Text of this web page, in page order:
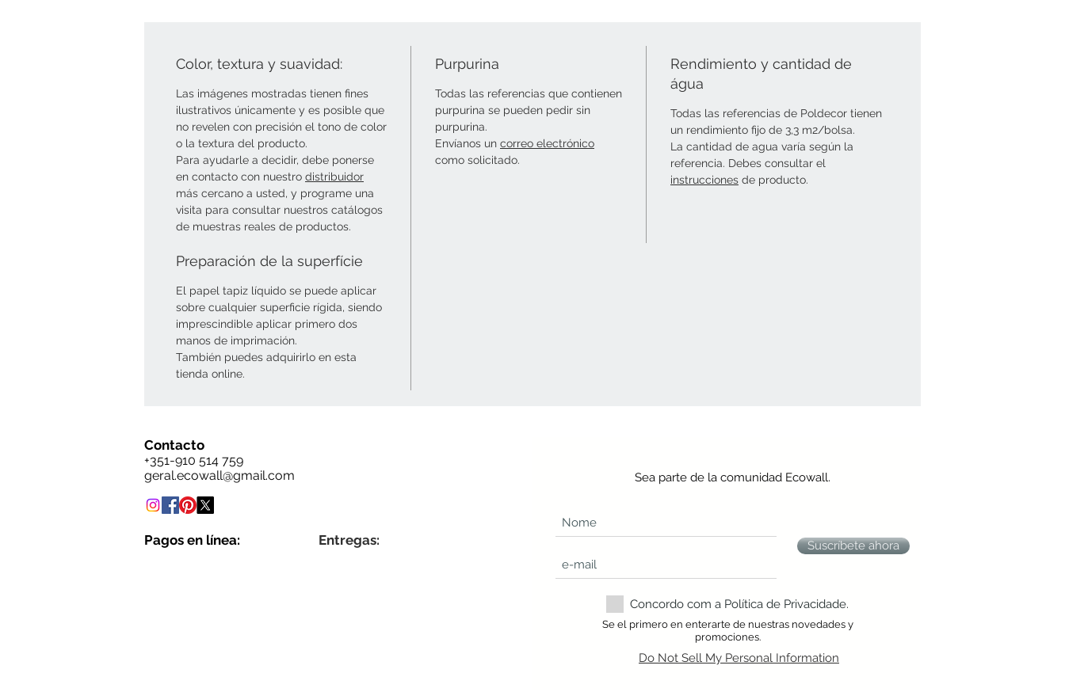
Color, textura y suavidad:
Las imágenes mostradas tienen fines
ilustrativos únicamente y es posible que
no revelen con precisión el tono de color
o la textura del producto.
Para ayudarle a decidir, debe ponerse
en contacto con nuestro distribuidor
más cercano a usted, y programe una
visita para consultar nuestros catálogos
de muestras reales de productos.
Purpurina
Todas las referencias que contienen
purpurina se pueden pedir sin
purpurina.
Envíanos un correo electrónico
como solicitado.
Rendimiento y cantidad de
água
Todas las referencias de Poldecor tienen
un rendimiento fijo de 3,3 m2/bolsa.
La cantidad de agua varía según la
referencia. Debes consultar el
instrucciones de producto.
Preparación de la superfície
El papel tapiz líquido se puede aplicar
sobre cualquier superficie rígida, siendo
imprescindible aplicar primero dos
manos de imprimación.
También puedes adquirirlo en esta
tienda online.
Contacto
+351-910 514 759
geral.ecowall@gmail.com
Pagos en línea: Entregas:
Sea parte de la comunidad Ecowall.
Suscríbete ahora
Concordo com a Política de Privacidade.
Se el primero en enterarte de nuestras novedades y
promociones.
Do Not Sell My Personal Information